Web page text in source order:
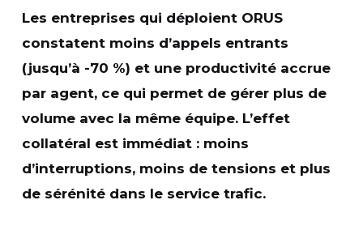
Les entreprises qui déploient ORUS
constatent moins d’appels entrants
(jusqu’à -70 %) et une productivité accrue
par agent, ce qui permet de gérer plus de
volume avec la même équipe. L’effet
collatéral est immédiat : moins
d’interruptions, moins de tensions et plus
de sérénitédans le service trafic.